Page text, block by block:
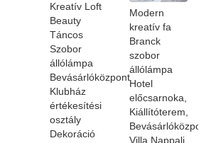
Kreatív Loft
Beauty
Táncos
Szobor
állólámpa
Bevásárlóközpont
Klubház
értékesítési
osztály
Dekoráció
Modern
kreatív fa
Branck
szobor
állólámpa
Hotel
előcsarnoka,
Kiállítóterem,
Villa Nappali